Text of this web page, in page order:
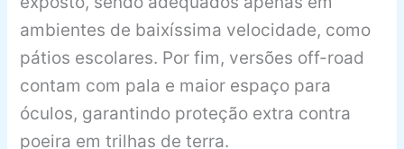
ambientes de baixíssima velocidade, como
pátios escolares. Por fim, versões off-road
contam com pala e maior espaço para
óculos, garantindo proteção extra contra
poeira em trilhas de terra.